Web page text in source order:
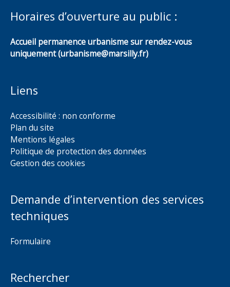
Horaires d’ouverture au public :
Accueil permanence urbanisme sur rendez-vous
uniquement (urbanisme@marsilly.fr)
Liens
Accessibilité : non conforme
Plan du site
Mentions légales
Politique de protection des données
Gestion des cookies
Demande d’intervention des services
techniques
Formulaire
Rechercher